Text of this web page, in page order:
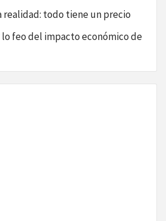
realidad: todo tiene un precio
lo feo del impacto económico de